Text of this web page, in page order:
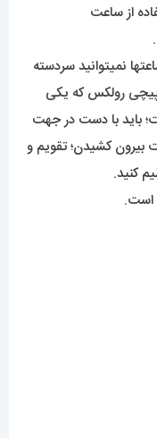
از ساعت
نمیتوانید سردسته
پیچی رولکس که یکی
باید با دست در جهت
بیرون کشیدن؛ تقویم و
کنید.
است.